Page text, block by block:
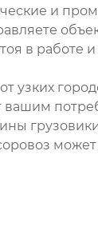
и
в работе
узких
вашим